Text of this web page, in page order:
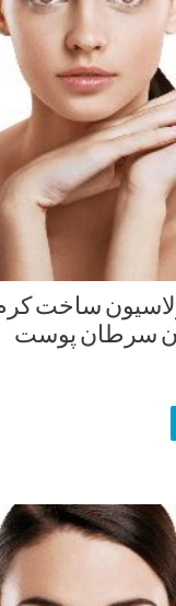
ساخت کرم
سرطان پوست